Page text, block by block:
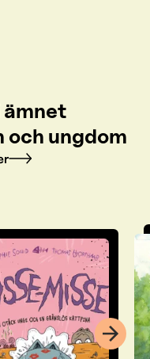
ämnet
ungdom